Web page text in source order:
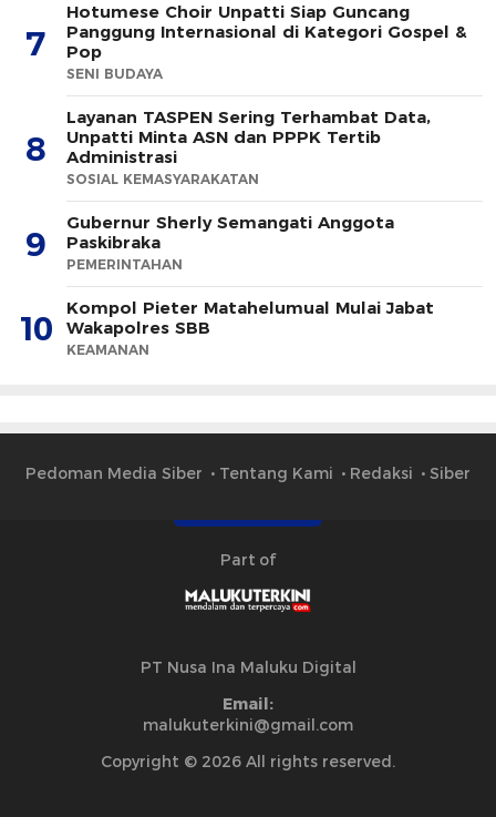
7
Hotumese Choir Unpatti Siap Guncang
Panggung Internasional di Kategori Gospel &
Pop
SENI BUDAYA
8
Layanan TASPEN Sering Terhambat Data,
Unpatti Minta ASN dan PPPK Tertib
Administrasi
SOSIAL KEMASYARAKATAN
9
Gubernur Sherly Semangati Anggota
Paskibraka
PEMERINTAHAN
10
Kompol Pieter Matahelumual Mulai Jabat
Wakapolres SBB
KEAMANAN
Pedoman Media Siber Tentang Kami Redaksi Siber
Part of
PT Nusa Ina Maluku Digital
Email:
malukuterkini@gmail.com
Copyright © 2026 All rights reserved.